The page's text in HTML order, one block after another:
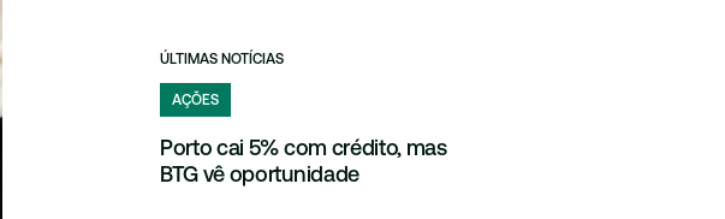
ÚLTIMAS NOTÍCIAS
AÇÕES
Porto cai 5% com crédito, mas
BTG vê oportunidade